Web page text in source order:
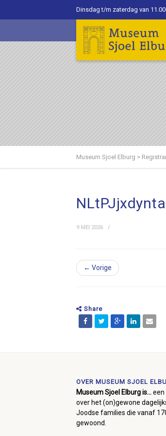
Dinsdag t/m zaterdag van
Museum Sjoel Elburg >
9 MEI 2026
← Vorige
Share
OVER MUSEUM SJOEL
Museum Sjoel Elburg is...een
over het (on)gewone
Joodse families die vanaf
gewoond.